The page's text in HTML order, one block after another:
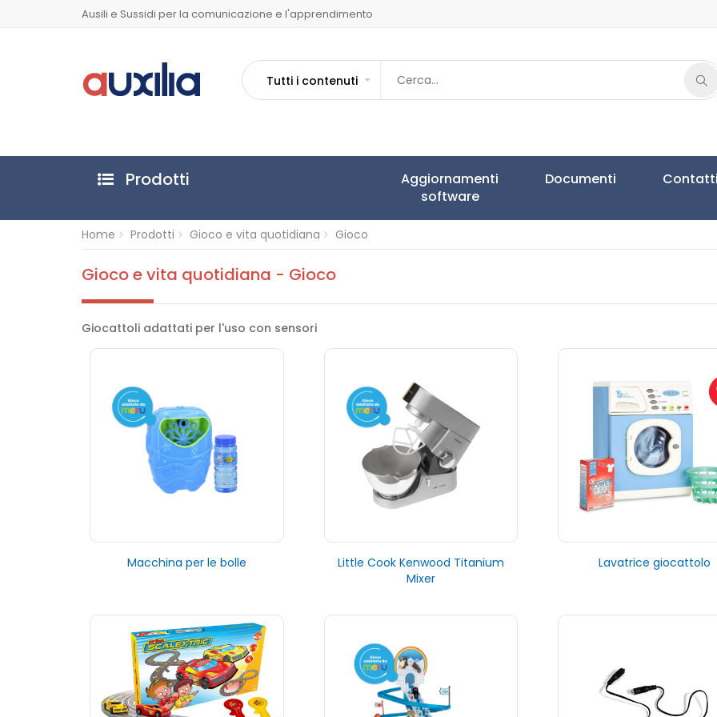
Ausili e Sussidi per la comunicazione e l'apprendimento
Tutti i contenuti
Prodotti
Aggiornamenti
software
Documenti
Home Prodotti Gioco e vita quotidiana Gioco
Gioco e vita quotidiana - Gioco
Giocattoli adattati per l'uso con sensori
Macchina per le bolle
Little Cook Kenwood Titanium
Mixer
Lavatrice giocattolo